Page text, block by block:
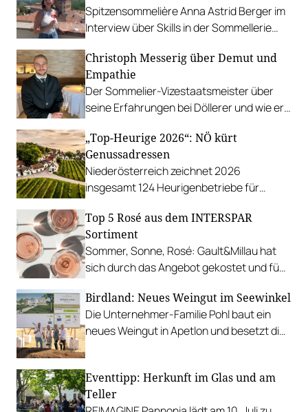
Spitzensommelière Anna Astrid Berger im
Interview über Skills in der Sommellerie
Staatsmeisterschaft so cool zu
performen.
Christoph Messerig über Demut und
Empathie
Der Sommelier-Vizestaatsmeister über
seine Erfahrungen bei Döllerer und wie er
„Top-Heurige 2026“: NÖ kürt
Genussadressen
Niederösterreich zeichnet 2026
insgesamt 124 Heurigenbetriebe für
Top 5 Rosé aus dem INTERSPAR
Sortiment
Sommer, Sonne, Rosé: Gault&Millau hat
sich durch das Angebot gekostet und fünf
Birdland: Neues Weingut im Seewinkel
Die Unternehmer-Familie Pohl baut ein
neues Weingut in Apetlon und besetzt die
Eventtipp: Herkunft im Glas und am
Teller